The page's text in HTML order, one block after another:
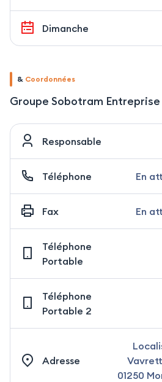
Dimanche
& Coordonnées
Groupe Sobotram Entreprise
Responsable
Téléphone En
Fax En
Téléphone
Portable
Téléphone
Portable 2
Adresse
01250